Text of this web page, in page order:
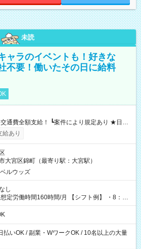
未読
ャラのイベントも！好きな
不要！働いたその日に給料
り） ┗働いたその日に現金GET♪ お仕事後はコ
分を引き落とせます！ 【試用期間】試
給あり
大宮区錦町（最寄り駅：大宮駅）
ルウッズ
し
間160時間/月 【シフト例】 ・8：00
払いOK / 副業・WワークOK / 10名以上の大量